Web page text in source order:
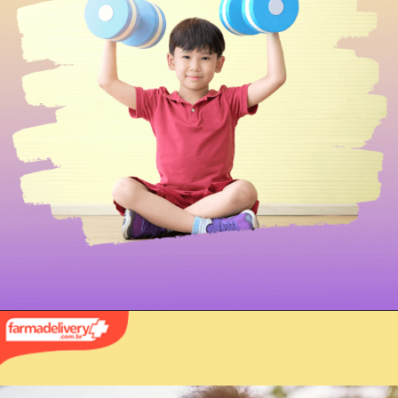
trouxe uma
mudança na rotina
de todos, inclusive
na dos pequenos.
Por isso, a
preocupação dos
pais com a saúde
infantil e com os
cuidados
necessário para o